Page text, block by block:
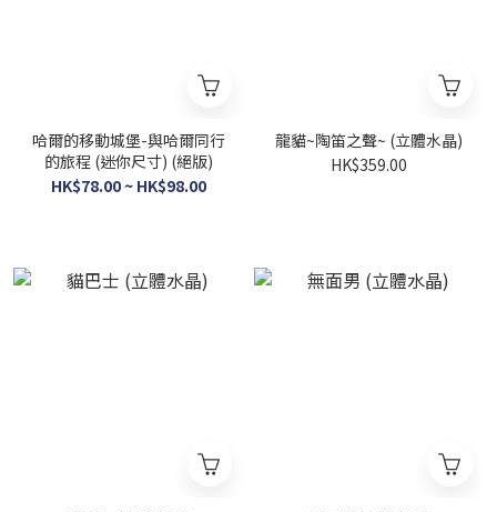
哈爾的移動城堡-與哈爾同行
的旅程 (迷你尺寸) (絕版)
HK$78.00 ~ HK$98.00
龍貓~陶笛之聲~ (立體水晶)
HK$359.00